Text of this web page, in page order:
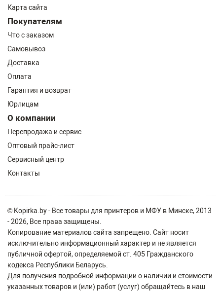
Карта сайта
Покупателям
Что с заказом
Самовывоз
Доставка
Оплата
Гарантия и возврат
Юрлицам
О компании
Перепродажа и сервис
Оптовый прайс-лист
Сервисный центр
Контакты
© Kopirka.by - Все товары для принтеров и МФУ в Минске, 2013
- 2026, Все права защищены.
Копирование материалов сайта запрещено. Сайт носит
исключительно информационный характер и не является
публичной офертой, определяемой ст. 405 Гражданского
кодекса Республики Беларусь.
Для получения подробной информации о наличии и стоимости
указанных товаров и (или) работ (услуг) обращайтесь в наш